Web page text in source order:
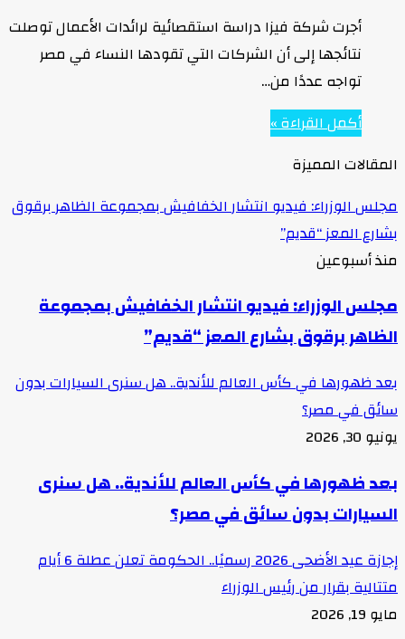
أجرت شركة فيزا دراسة استقصائية لرائدات الأعمال توصلت
نتائجها إلى أن الشركات التي تقودها النساء في مصر
تواجه عددًا من…
أكمل القراءة »
المقالات المميزة
مجلس الوزراء: فيديو انتشار الخفافيش بمجموعة الظاهر برقوق
بشارع المعز “قديم”
منذ أسبوعين
مجلس الوزراء: فيديو انتشار الخفافيش بمجموعة
الظاهر برقوق بشارع المعز “قديم”
بعد ظهورها في كأس العالم للأندية.. هل سنرى السيارات بدون
سائق في مصر؟
يونيو 30, 2026
بعد ظهورها في كأس العالم للأندية.. هل سنرى
السيارات بدون سائق في مصر؟
إجازة عيد الأضحى 2026 رسميًا.. الحكومة تعلن عطلة 6 أيام
متتالية بقرار من رئيس الوزراء
مايو 19, 2026